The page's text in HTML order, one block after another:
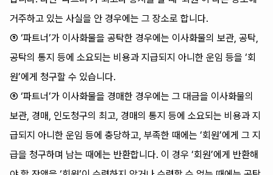
거주하고 있는 사실을 안 경우에는 그 장소로 합니다.
⑤ ‘파트너’가 이사화물을 공탁한 경우에는 이사화물의 보관, 공탁,
공탁의 통지 등에 소요되는 비용과 지급되지 아니한 운임 등을 ‘회
원’에게 청구할 수 있습니다.
⑥ ‘파트너’가 이사화물을 경매한 경우에는 그 대금을 이사화물의
보관, 경매, 인도청구의 최고, 경매의 통지 등에 소요되는 비용과 지
급되지 아니한 운임 등에 충당하고, 부족한 때에는 ‘회원’에게 그 지
급을 청구하며 남는 때에는 반환합니다. 이 경우 ‘회원’에게 반환해